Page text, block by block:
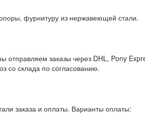
фурнитуру из нержавеющей стали.
отправляем заказы через DHL, Pony
со склада по согласованию.
заказа и оплаты. Варианты оплаты: